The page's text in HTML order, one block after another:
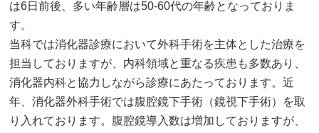
は6日前後、多い年齢層は50-60代の年齢となっておりま
す。
当科では消化器診療において外科手術を主体とした治療を
担当しておりますが、内科領域と重なる疾患も多数あり、
消化器内科と協力しながら診療にあたっております。近
年、消化器外科手術では腹腔鏡下手術（鏡視下手術）を取
り入れております。腹腔鏡導入数は増加しておりますが、